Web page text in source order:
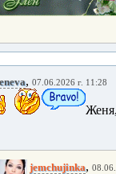
, 07.06.2026 г. 11:28
jemchujinka,